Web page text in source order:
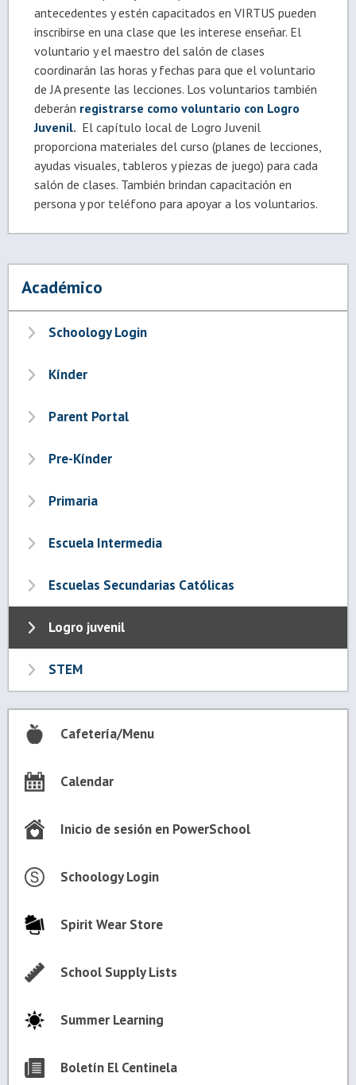
antecedentes y estén capacitados en VIRTUS pueden
inscribirse en una clase que les interese enseñar. El
voluntario y el maestro del salón de clases
coordinarán las horas y fechas para que el voluntario
de JA presente las lecciones. Los voluntarios también
deberán registrarse como voluntario con Logro
Juvenil. El capítulo local de Logro Juvenil
proporciona materiales del curso (planes de lecciones,
ayudas visuales, tableros y piezas de juego) para cada
salón de clases. También brindan capacitación en
persona y por teléfono para apoyar a los voluntarios.
Académico
Schoology Login
Kínder
Parent Portal
Pre-Kínder
Primaria
Escuela Intermedia
Escuelas Secundarias Católicas
Logro juvenil
STEM
Cafetería/Menu
Calendar
Inicio de sesión en PowerSchool
Schoology Login
Spirit Wear Store
School Supply Lists
Summer Learning
Boletín El Centinela